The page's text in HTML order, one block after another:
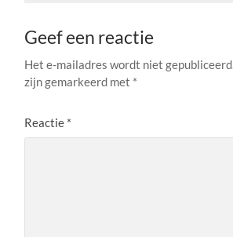
Geef een reactie
Het e-mailadres wordt niet gepubliceerd.
zijn gemarkeerd met *
Reactie *